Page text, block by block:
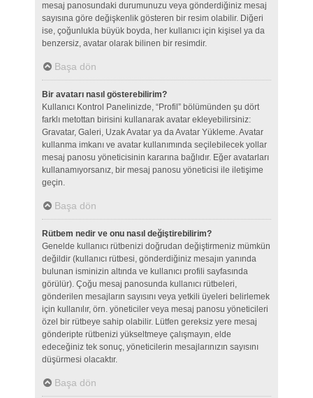
mesaj panosundaki durumunuzu veya gönderdiğiniz mesaj
sayısına göre değişkenlik gösteren bir resim olabilir. Diğeri
ise, çoğunlukla büyük boyda, her kullanıcı için kişisel ya da
benzersiz, avatar olarak bilinen bir resimdir.
Başa dön
Bir avatarı nasıl gösterebilirim?
Kullanıcı Kontrol Panelinizde, “Profil” bölümünden şu dört
farklı metottan birisini kullanarak avatar ekleyebilirsiniz:
Gravatar, Galeri, Uzak Avatar ya da Avatar Yükleme. Avatar
kullanma imkanı ve avatar kullanımında seçilebilecek yollar
mesaj panosu yöneticisinin kararına bağlıdır. Eğer avatarları
kullanamıyorsanız, bir mesaj panosu yöneticisi ile iletişime
geçin.
Başa dön
Rütbem nedir ve onu nasıl değiştirebilirim?
Genelde kullanıcı rütbenizi doğrudan değiştirmeniz mümkün
değildir (kullanıcı rütbesi, gönderdiğiniz mesajın yanında
bulunan isminizin altında ve kullanıcı profili sayfasında
görülür). Çoğu mesaj panosunda kullanıcı rütbeleri,
gönderilen mesajların sayısını veya yetkili üyeleri belirlemek
için kullanılır, örn. yöneticiler veya mesaj panosu yöneticileri
özel bir rütbeye sahip olabilir. Lütfen gereksiz yere mesaj
gönderipte rütbenizi yükseltmeye çalışmayın, elde
edeceğiniz tek sonuç, yöneticilerin mesajlarınızın sayısını
düşürmesi olacaktır.
Başa dön